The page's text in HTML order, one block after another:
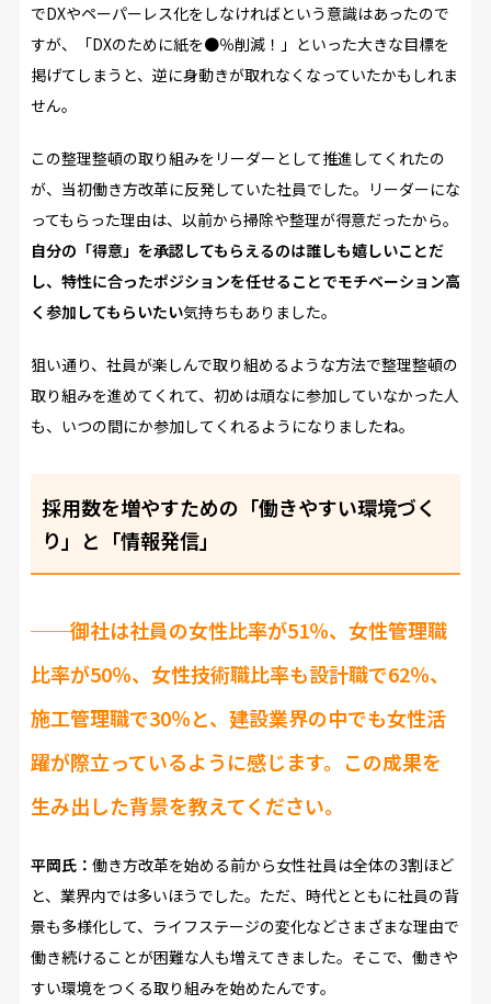
でDXやペーパーレス化をしなければという意識はあったので
すが、「DXのために紙を●％削減！」といった大きな目標を
掲げてしまうと、逆に身動きが取れなくなっていたかもしれま
せん。
この整理整頓の取り組みをリーダーとして推進してくれたの
が、当初働き方改革に反発していた社員でした。リーダーにな
ってもらった理由は、以前から掃除や整理が得意だったから。
自分の「得意」を承認してもらえるのは誰しも嬉しいことだ
し、特性に合ったポジションを任せることでモチベーション高
く参加してもらいたい気持ちもありました。
狙い通り、社員が楽しんで取り組めるような方法で整理整頓の
取り組みを進めてくれて、初めは頑なに参加していなかった人
も、いつの間にか参加してくれるようになりましたね。
採用数を増やすための「働きやすい環境づく
り」と「情報発信」
──御社は社員の女性比率が51％、女性管理職
比率が50％、女性技術職比率も設計職で62％、
施工管理職で30％と、建設業界の中でも女性活
躍が際立っているように感じます。この成果を
生み出した背景を教えてください。
平岡氏： 働き方改革を始める前から女性社員は全体の3割ほど
と、業界内では多いほうでした。ただ、時代とともに社員の背
景も多様化して、ライフステージの変化などさまざまな理由で
働き続けることが困難な人も増えてきました。そこで、働きや
すい環境をつくる取り組みを始めたんです。